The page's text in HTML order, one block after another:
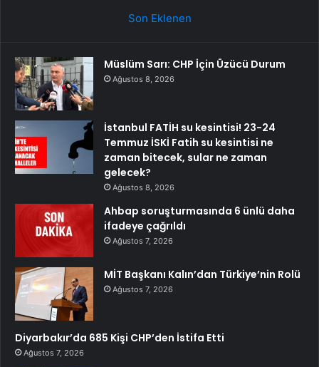
Son Eklenen
Müslüm Sarı: CHP İçin Üzücü Durum
Ağustos 8, 2026
İstanbul FATİH su kesintisi! 23-24
Temmuz İSKİ Fatih su kesintisi ne
zaman bitecek, sular ne zaman
gelecek?
Ağustos 8, 2026
Ahbap soruşturmasında 6 ünlü daha
ifadeye çağrıldı
Ağustos 7, 2026
MİT Başkanı Kalın’dan Türkiye’nin Rolü
Ağustos 7, 2026
Diyarbakır’da 685 Kişi CHP’den İstifa Etti
Ağustos 7, 2026